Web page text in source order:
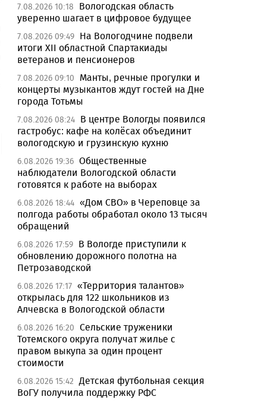
7.08.2026 10:18
Вологодская область
уверенно шагает в цифровое будущее
7.08.2026 09:49 На Вологодчине подвели
итоги XII областной Спартакиады
ветеранов и пенсионеров
7.08.2026 09:10
Манты, речные прогулки и
концерты музыкантов ждут гостей на Дне
города Тотьмы
7.08.2026 08:24 В центре Вологды появился
гастробус: кафе на колёсах объединит
вологодскую и грузинскую кухню
6.08.2026 19:36 Общественные
наблюдатели Вологодской области
готовятся к работе на выборах
6.08.2026 18:44 «Дом СВО» в Череповце за
полгода работы обработал около 13 тысяч
обращений
6.08.2026 17:59 В Вологде приступили к
обновлению дорожного полотна на
Петрозаводской
6.08.2026 17:17 «Территория талантов»
открылась для 122 школьников из
Алчевска в Вологодской области
6.08.2026 16:20 Сельские труженики
Тотемского округа получат жилье с
правом выкупа за один процент
стоимости
6.08.2026 15:42 Детская футбольная секция
ВоГУ получила поддержку РФС